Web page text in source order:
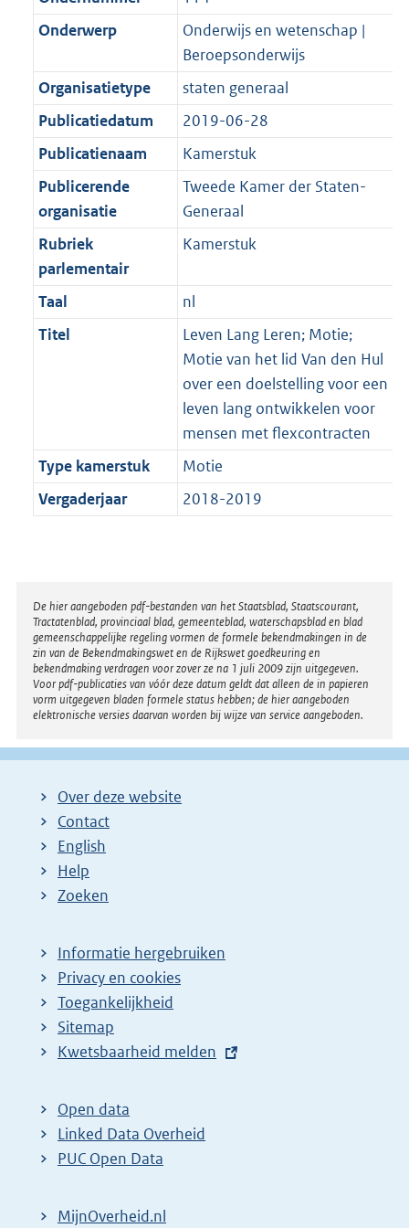
Onderwerp
Onderwijs en wetenschap |
Beroepsonderwijs
Organisatietype
staten generaal
Publicatiedatum
2019-06-28
Publicatienaam
Kamerstuk
Publicerende
organisatie
Tweede Kamer der Staten-
Generaal
Rubriek
parlementair
Kamerstuk
Taal
nl
Titel
Leven Lang Leren; Motie;
Motie van het lid Van den Hul
over een doelstelling voor een
leven lang ontwikkelen voor
mensen met flexcontracten
Type kamerstuk
Motie
Vergaderjaar
2018-2019
Disclaimer
De hier aangeboden pdf-bestanden van het Staatsblad, Staatscourant,
Tractatenblad, provinciaal blad, gemeenteblad, waterschapsblad en blad
gemeenschappelijke regeling vormen de formele bekendmakingen in de
zin van de Bekendmakingswet en de Rijkswet goedkeuring en
bekendmaking verdragen voor zover ze na 1 juli 2009 zijn uitgegeven.
Voor pdf-publicaties van vóór deze datum geldt dat alleen de in papieren
vorm uitgegeven bladen formele status hebben; de hier aangeboden
elektronische versies daarvan worden bij wijze van service aangeboden.
Over deze website
Contact
English
Help
Zoeken
Informatie hergebruiken
Privacy en cookies
Toegankelijkheid
Sitemap
E
t
e
r
l
Kwetsbaarheid melden
Open data
Linked Data Overheid
PUC Open Data
MijnOverheid.nl